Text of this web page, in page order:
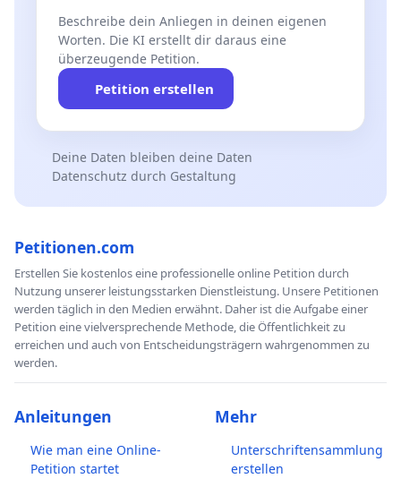
Beschreibe dein Anliegen in deinen eigenen
Worten. Die KI erstellt dir daraus eine
überzeugende Petition.
Petition erstellen
Deine Daten bleiben deine Daten
Datenschutz durch Gestaltung
Petitionen.com
Erstellen Sie kostenlos eine professionelle online Petition durch
Nutzung unserer leistungsstarken Dienstleistung. Unsere Petitionen
werden täglich in den Medien erwähnt. Daher ist die Aufgabe einer
Petition eine vielversprechende Methode, die Öffentlichkeit zu
erreichen und auch von Entscheidungsträgern wahrgenommen zu
werden.
Anleitungen
Wie man eine Online-
Petition startet
Mehr
Unterschriftensammlung
erstellen